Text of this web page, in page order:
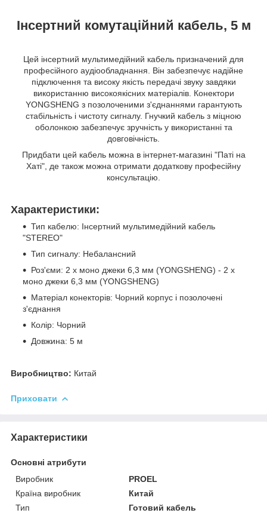
Інсертний комутаційний кабель, 5 м
Цей інсертний мультимедійний кабель призначений для
професійного аудіообладнання. Він забезпечує надійне
підключення та високу якість передачі звуку завдяки
використанню високоякісних матеріалів. Конектори
YONGSHENG з позолоченими з'єднаннями гарантують
стабільність і чистоту сигналу. Гнучкий кабель з міцною
оболонкою забезпечує зручність у використанні та
довговічність.
Придбати цей кабель можна в інтернет-магазині "Паті на
Хаті", де також можна отримати додаткову професійну
консультацію.
Характеристики:
Тип кабелю: Інсертний мультимедійний кабель
"STEREO"
Тип сигналу: Небалансний
Роз'єми: 2 x моно джеки 6,3 мм (YONGSHENG) - 2 x
моно джеки 6,3 мм (YONGSHENG)
Матеріал конекторів: Чорний корпус і позолочені
з'єднання
Колір: Чорний
Довжина: 5 м
Виробництво: Китай
Приховати
Характеристики
Основні атрибути
Виробник
PROEL
Країна виробник
Китай
Тип
Готовий кабель